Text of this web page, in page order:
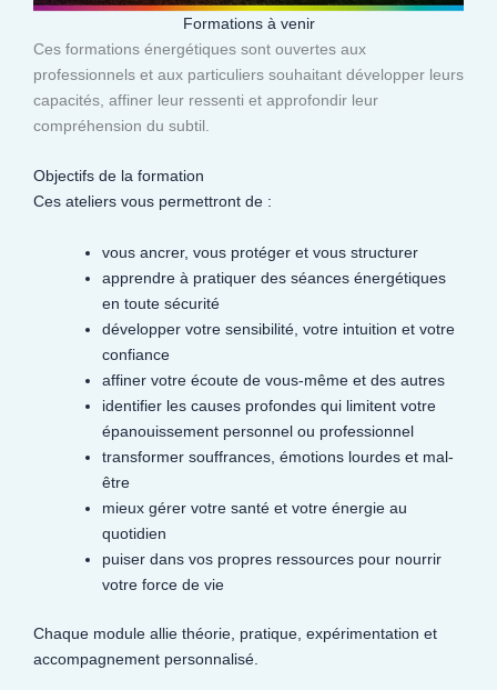
Formations à venir
Ces formations énergétiques sont ouvertes aux
professionnels et aux particuliers souhaitant développer leurs
capacités, affiner leur ressenti et approfondir leur
compréhension du subtil.​
Objectifs de la formation
Ces ateliers vous permettront de :
vous ancrer, vous protéger et vous structurer
apprendre à pratiquer des séances énergétiques
en toute sécurité
développer votre sensibilité, votre intuition et votre
confiance
affiner votre écoute de vous-même et des autres
identifier les causes profondes qui limitent votre
épanouissement personnel ou professionnel
transformer souffrances, émotions lourdes et mal-
être
mieux gérer votre santé et votre énergie au
quotidien
puiser dans vos propres ressources pour nourrir
votre force de vie
Chaque module allie théorie, pratique, expérimentation et
accompagnement personnalisé.